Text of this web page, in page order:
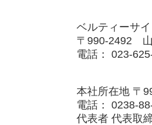
ベルティーサ
〒990-2492 山
電話： 023-
本社所在地 〒
電話： 0238-
代表者 代表